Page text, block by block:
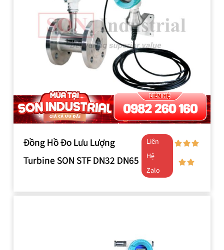
Đồng Hồ Đo Lưu Lượng
Turbine SON STF DN32 DN65
Liên
Hệ
Zalo